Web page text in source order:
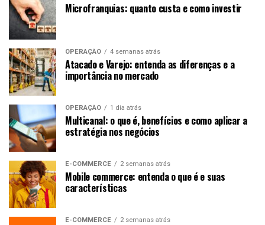
Microfranquias: quanto custa e como investir
OPERAÇÃO 4 semanas atrás
Atacado e Varejo: entenda as diferenças e a
importância no mercado
OPERAÇÃO 1 dia atrás
Multicanal: o que é, benefícios e como aplicar a
estratégia nos negócios
E-COMMERCE 2 semanas atrás
Mobile commerce: entenda o que é e suas
características
E-COMMERCE 2 semanas atrás